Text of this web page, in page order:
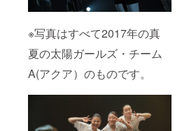
※写真はすべて2017年の真
夏の太陽ガールズ・チーム
A(アクア）のものです。